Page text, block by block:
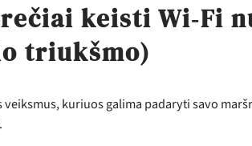
keisti Wi‑Fi
triukšmo)
veiksmus, kuriuos galima padaryti savo